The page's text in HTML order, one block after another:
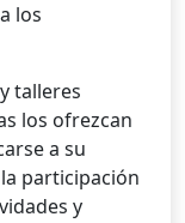
los
talleres
los ofrezcan
a su
participación
y